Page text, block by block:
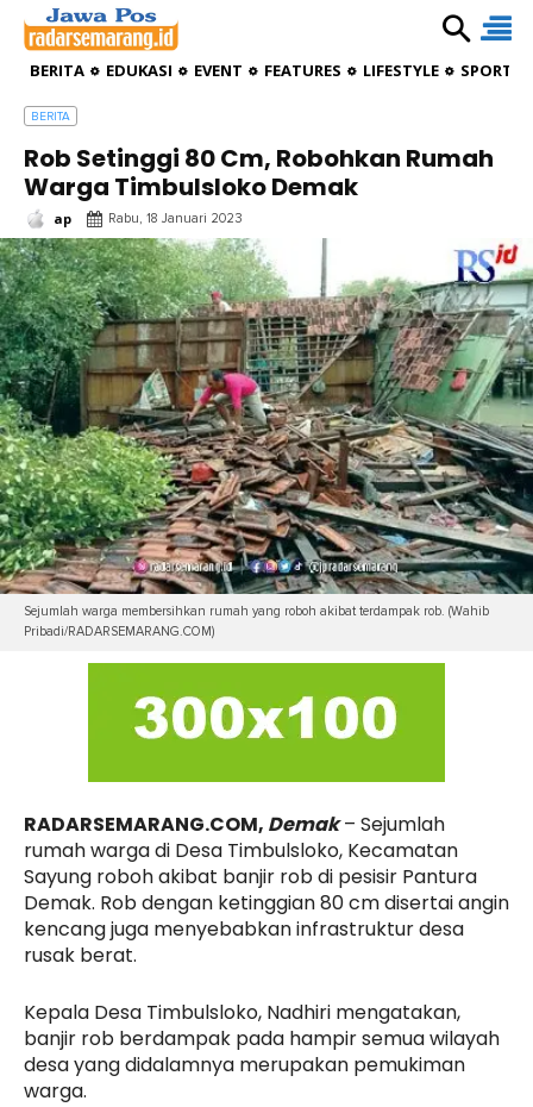
BERITA EDUKASI EVENT FEATURES LIFESTYLE
BERITA
Rob Setinggi 80 Cm, Robohkan Rumah
Warga Timbulsloko Demak
ap Rabu, 18 Januari 2023
Sejumlah warga membersihkan rumah yang roboh akibat terdampak rob. (Wahib
Pribadi/RADARSEMARANG.COM)
RADARSEMARANG.COM, Demak– Sejumlah
rumah warga di Desa Timbulsloko, Kecamatan
Sayung roboh akibat banjir rob di pesisir Pantura
Demak. Rob dengan ketinggian 80 cm disertai angin
kencang juga menyebabkan infrastruktur desa
rusak berat.
Kepala Desa Timbulsloko, Nadhiri mengatakan,
banjir rob berdampak pada hampir semua wilayah
desa yang didalamnya merupakan pemukiman
warga.